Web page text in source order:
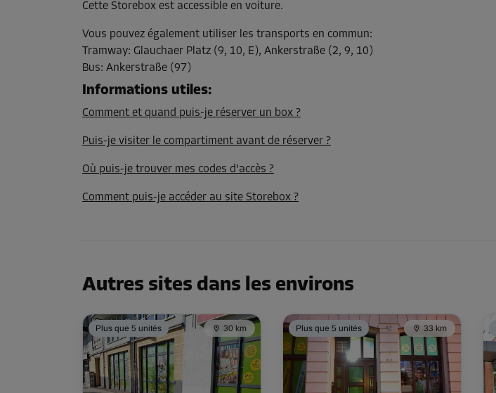
Cette Storebox est accessible en voiture.
Vous pouvez également utiliser les transports en commun:
Tramway: Glauchaer Platz (9, 10, E), Ankerstraße (2, 9, 10)
Bus: Ankerstraße (97)
Informations utiles:
Comment et quand puis-je réserver un box ?
Puis-je visiter le compartiment avant de réserver ?
Où puis-je trouver mes codes d'accès ?
Comment puis-je accéder au site Storebox ?
Autres sites dans les environs
Plus que 5 unités 30 km Plus que 5 unités 33 km